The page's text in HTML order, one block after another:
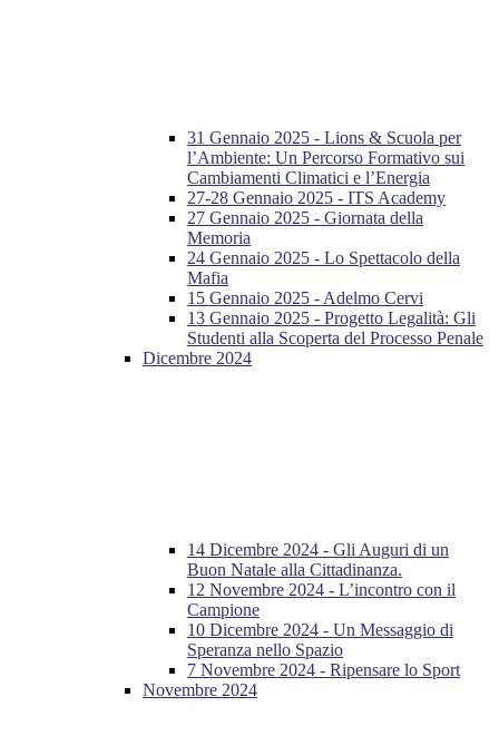
31 Gennaio 2025 - Lions & Scuola per
l’Ambiente: Un Percorso Formativo sui
Cambiamenti Climatici e l’Energia
27-28 Gennaio 2025 - ITS Academy
27 Gennaio 2025 - Giornata della
Memoria
24 Gennaio 2025 - Lo Spettacolo della
Mafia
15 Gennaio 2025 - Adelmo Cervi
13 Gennaio 2025 - Progetto Legalità: Gli
Studenti alla Scoperta del Processo Penale
Dicembre 2024
14 Dicembre 2024 - Gli Auguri di un
Buon Natale alla Cittadinanza.
12 Novembre 2024 - L’incontro con il
Campione
10 Dicembre 2024 - Un Messaggio di
Speranza nello Spazio
7 Novembre 2024 - Ripensare lo Sport
Novembre 2024